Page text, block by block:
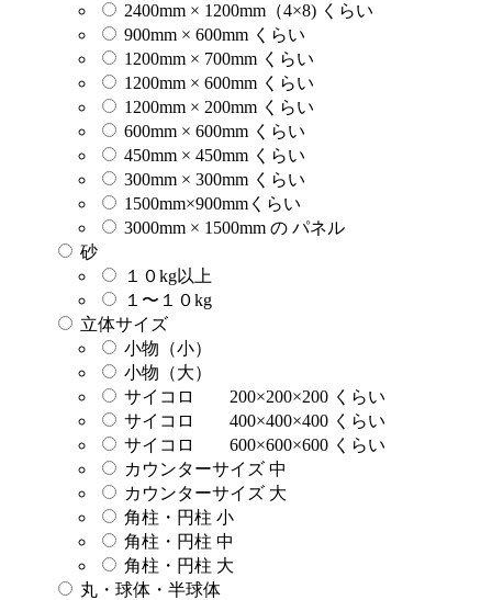
2400mm × 1200mm（4×8) くらい
900mm × 600mm くらい
1200mm × 700mm くらい
1200mm × 600mm くらい
1200mm × 200mm くらい
600mm × 600mm くらい
450mm × 450mm くらい
300mm × 300mm くらい
1500mm×900mmくらい
3000mm × 1500mm の パネル
砂
１０kg以上
１〜１０kg
立体サイズ
小物（小）
小物（大）
サイコロ 200×200×200 くらい
サイコロ 400×400×400 くらい
サイコロ 600×600×600 くらい
カウンターサイズ 中
カウンターサイズ 大
角柱・円柱 小
角柱・円柱 中
角柱・円柱 大
丸・球体・半球体